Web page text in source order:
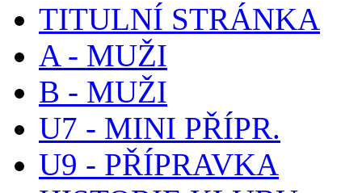
TITULNÍ STRÁNKA
A - MUŽI
B - MUŽI
U7 - MINI PŘÍPR.
U9 - PŘÍPRAVKA